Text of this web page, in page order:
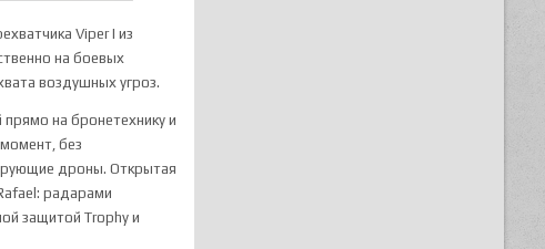
Viper I из
на боевых
воздушных угроз.
прямо на бронетехнику и
без
дроны. Открытая
радарами
защитой Trophy и